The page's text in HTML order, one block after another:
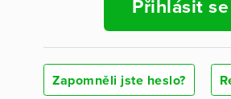
Přihlásit se
Zapomněli jste heslo?